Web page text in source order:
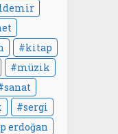
kitap
müzik
sanat
sergi
erdoğan